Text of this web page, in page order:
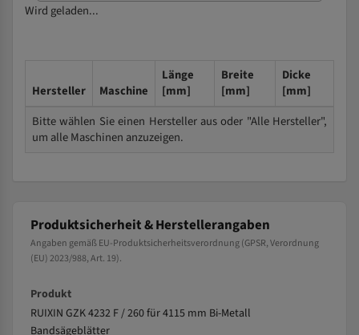
Wird geladen...
Hersteller Maschine
Länge
[mm]
Breite
[mm]
Dicke
[mm]
Bitte wählen Sie einen Hersteller aus oder "Alle Hersteller",
um alle Maschinen anzuzeigen.
Produktsicherheit & Herstellerangaben
Angaben gemäß EU-Produktsicherheitsverordnung (GPSR, Verordnung
(EU) 2023/988, Art. 19).
Produkt
RUIXIN GZK 4232 F / 260 für 4115 mm Bi-Metall
Bandsägeblätter